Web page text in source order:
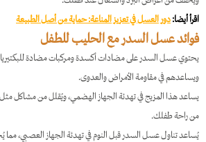
اقرأ أيضا:دور العسل في تعزيز المناعة: حماية من أصل الطبيعة
فوائد عسل السدر مع الحليب للطفل
يحتوي عسل السدر على مضادات أكسدة ومركبات مضادة
ويساعدهم في مقاومة الأمراض والعدوى.​
يساعد هذا المزيج في تهدئة الجهاز الهضمي، ويُقلل من مشاكل
من راحة طفلك.​
يُساعد تناول عسل السدر قبل النوم في تهدئة الجهاز العصبي،